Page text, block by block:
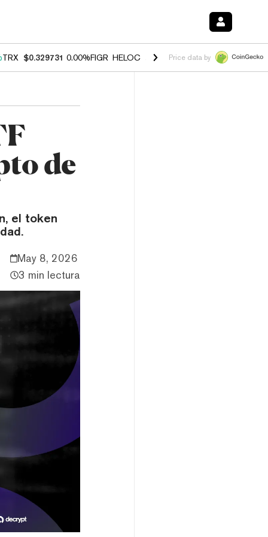
TRX $0.329731 0.00%FIGR_HELOC $1.001 -2.70%HYPE $54.18 -
Price data by
de
el token
May 8, 2026
3 min lectura